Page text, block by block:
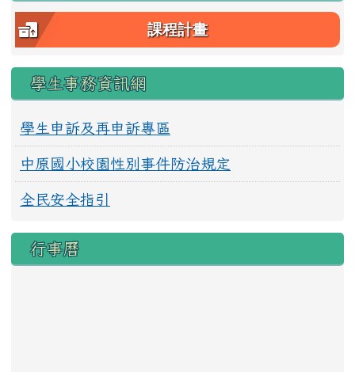
課程計畫
學生事務資訊網
學生申訴及再申訴專區
中原國小校園性別事件防治規定
全民安全指引
行事曆